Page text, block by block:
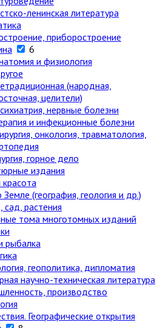
ленинская литература
приборостроение
6
и физиология
(народная,
целители)
нервные болезни
и инфекционные болезни
онкология, травматология,
горное дело
издания
Земле (география, геология и др.)
сад, растения
тома многотомных изданий
рыбалка
геополитика, дипломатия
научно-техническая литература
производство
Географические открытия